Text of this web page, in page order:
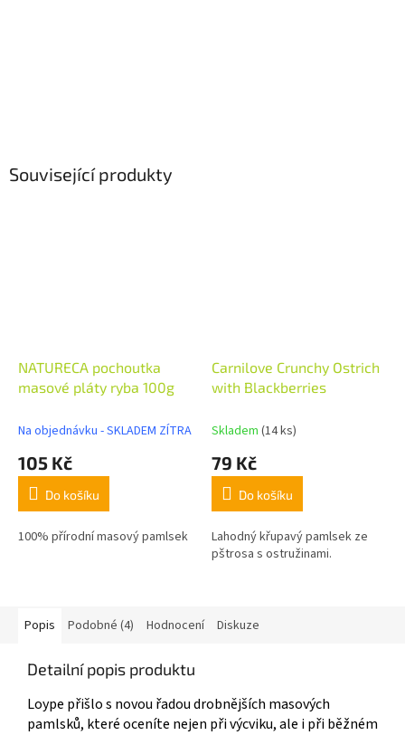
Související produkty
NATURECA pochoutka
masové pláty ryba 100g
Na objednávku - SKLADEM ZÍTRA
105 Kč
Do košíku
100% přírodní masový pamlsek
Carnilove Crunchy Ostrich
with Blackberries
Skladem (14 ks)
79 Kč
Do košíku
Lahodný křupavý pamlsek ze
pštrosa s ostružinami.
Popis Podobné (4) Hodnocení Diskuze
Detailní popis produktu
Loype přišlo s novou řadou drobnějších masových
pamlsků, které oceníte nejen při výcviku, ale i při běžném